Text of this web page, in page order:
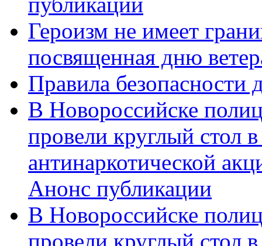
Героизм не имеет
посвященная дню
Правила безопасности
В Новороссийске
провели круглый стол
антинаркотической
Анонс публикации
В Новороссийске